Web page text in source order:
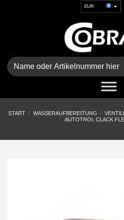
EUR
GBP
CHF
UAH
Suchen
nach:
START / WASSERAUFBEREITUNG /
AUTOTROL CLACK